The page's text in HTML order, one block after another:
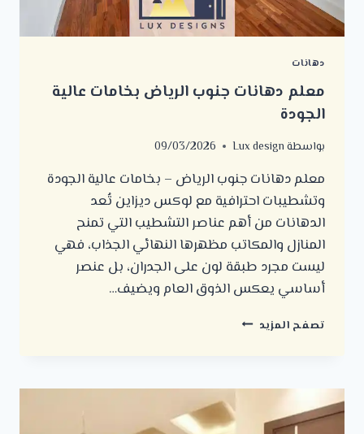
دهانات
معلم دهانات جنوب الرياض بخامات عالية
الجودة
بواسطةLux design
09/03/2026
معلم دهانات جنوب الرياض – بخامات عالية الجودة
وتشطيبات احترافية مع لوكس ديزاين تُعد
الدهانات من أهم عناصر التشطيب التي تمنح
المنازل والمكاتب مظهرها النهائي الجذاب، فهي
ليست مجرد طبقة لون على الجدران، بل عنصر
أساسي يعكس الذوق العام ويضيف…
تصفح المزيد معلم
بخامات
عالية
الجودة